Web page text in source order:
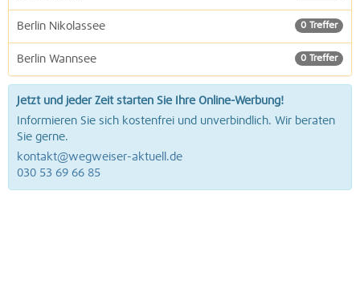
0 Treffer
Berlin Nikolassee
0 Treffer
Berlin Wannsee
Jetzt und jeder Zeit starten Sie Ihre Online-Werbung!
Informieren Sie sich kostenfrei und unverbindlich. Wir beraten
Sie gerne.
kontakt@wegweiser-aktuell.de
030 53 69 66 85